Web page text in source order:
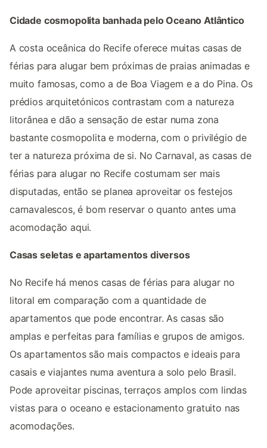
Cidade cosmopolita banhada pelo Oceano Atlântico
A costa oceânica do Recife oferece muitas casas de
férias para alugar bem próximas de praias animadas e
muito famosas, como a de Boa Viagem e a do Pina. Os
prédios arquitetónicos contrastam com a natureza
litorânea e dão a sensação de estar numa zona
bastante cosmopolita e moderna, com o privilégio de
ter a natureza próxima de si. No Carnaval, as casas de
férias para alugar no Recife costumam ser mais
disputadas, então se planea aproveitar os festejos
carnavalescos, é bom reservar o quanto antes uma
acomodação aqui.
Casas seletas e apartamentos diversos
No Recife há menos casas de férias para alugar no
litoral em comparação com a quantidade de
apartamentos que pode encontrar. As casas são
amplas e perfeitas para famílias e grupos de amigos.
Os apartamentos são mais compactos e ideais para
casais e viajantes numa aventura a solo pelo Brasil.
Pode aproveitar piscinas, terraços amplos com lindas
vistas para o oceano e estacionamento gratuito nas
acomodações.